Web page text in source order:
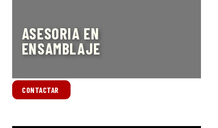
ASESORIA EN
ENSAMBLAJE
CONTACTAR